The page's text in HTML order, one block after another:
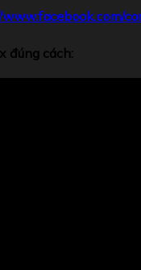
đúng cách: